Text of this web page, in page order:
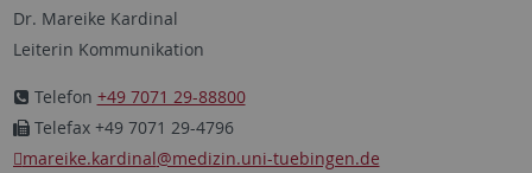
Dr. Mareike Kardinal
Leiterin Kommunikation
Telefon +49 7071 29-88800
Telefax +49 7071 29-4796
mareike.kardinal@medizin.uni-tuebingen.de